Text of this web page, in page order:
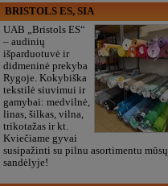
BRISTOLS ES, SIA
UAB „Bristols ES“
– audinių
išparduotuvė ir
didmeninė prekyba
Rygoje. Kokybiška
tekstilė siuvimui ir
gamybai: medvilnė,
linas, šilkas, vilna,
trikotažas ir kt.
Kviečiame gyvai
susipažinti su pilnu asortimentu mūsų
sandėlyje!